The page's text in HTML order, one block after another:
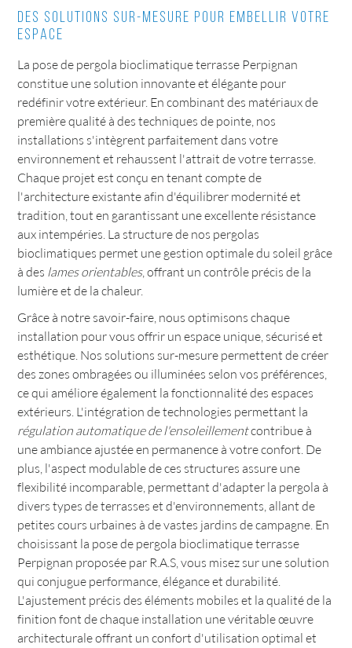
Des solutions sur-mesure pour embellir votre
espace
La pose de pergola bioclimatique terrasse Perpignan
constitue une solution innovante et élégante pour
redéfinir votre extérieur. En combinant des matériaux de
première qualité à des techniques de pointe, nos
installations s'intègrent parfaitement dans votre
environnement et rehaussent l'attrait de votre terrasse.
Chaque projet est conçu en tenant compte de
l'architecture existante afin d'équilibrer modernité et
tradition, tout en garantissant une excellente résistance
aux intempéries. La structure de nos pergolas
bioclimatiques permet une gestion optimale du soleil grâce
à des lames orientables, offrant un contrôle précis de la
lumière et de la chaleur.
Grâce à notre savoir-faire, nous optimisons chaque
installation pour vous offrir un espace unique, sécurisé et
esthétique. Nos solutions sur-mesure permettent de créer
des zones ombragées ou illuminées selon vos préférences,
ce qui améliore également la fonctionnalité des espaces
extérieurs. L'intégration de technologies permettant la
régulation automatique de l'ensoleillementcontribue à
une ambiance ajustée en permanence à votre confort. De
plus, l'aspect modulable de ces structures assure une
flexibilité incomparable, permettant d'adapter la pergola à
divers types de terrasses et d'environnements, allant de
petites cours urbaines à de vastes jardins de campagne. En
choisissant la pose de pergola bioclimatique terrasse
Perpignan proposée par R.A.S, vous misez sur une solution
qui conjugue performance, élégance et durabilité.
L'ajustement précis des éléments mobiles et la qualité de la
finition font de chaque installation une véritable œuvre
architecturale offrant un confort d'utilisation optimal et